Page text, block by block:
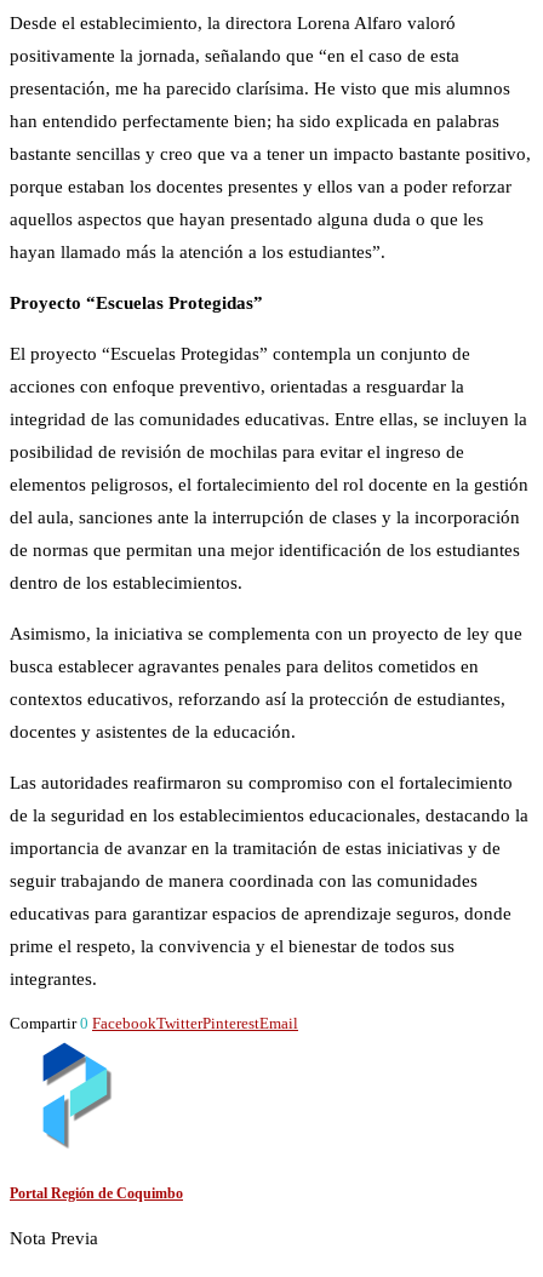
Desde el establecimiento, la directora Lorena Alfaro valoró
positivamente la jornada, señalando que “en el caso de esta
presentación, me ha parecido clarísima. He visto que mis alumnos
han entendido perfectamente bien; ha sido explicada en palabras
bastante sencillas y creo que va a tener un impacto bastante positivo,
porque estaban los docentes presentes y ellos van a poder reforzar
aquellos aspectos que hayan presentado alguna duda o que les
hayan llamado más la atención a los estudiantes”.
Proyecto “Escuelas Protegidas”
El proyecto “Escuelas Protegidas” contempla un conjunto de
acciones con enfoque preventivo, orientadas a resguardar la
integridad de las comunidades educativas. Entre ellas, se incluyen la
posibilidad de revisión de mochilas para evitar el ingreso de
elementos peligrosos, el fortalecimiento del rol docente en la gestión
del aula, sanciones ante la interrupción de clases y la incorporación
de normas que permitan una mejor identificación de los estudiantes
dentro de los establecimientos.
Asimismo, la iniciativa se complementa con un proyecto de ley que
busca establecer agravantes penales para delitos cometidos en
contextos educativos, reforzando así la protección de estudiantes,
docentes y asistentes de la educación.
Las autoridades reafirmaron su compromiso con el fortalecimiento
de la seguridad en los establecimientos educacionales, destacando la
importancia de avanzar en la tramitación de estas iniciativas y de
seguir trabajando de manera coordinada con las comunidades
educativas para garantizar espacios de aprendizaje seguros, donde
prime el respeto, la convivencia y el bienestar de todos sus
integrantes.
Compartir 0 FacebookTwitterPinterestEmail
Portal Región de Coquimbo
Nota Previa